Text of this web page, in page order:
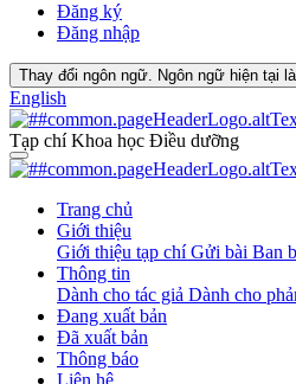
Đăng ký
Đăng nhập
Thay đổi ngôn ngữ. Ngôn ngữ hiện tại
English
Tạp chí Khoa học Điều dưỡng
Trang chủ
Giới thiệu
Giới thiệu tạp chíGửi bài Ban
Thông tin
Dành cho tác giả Dành cho
Đang xuất bản
Đã xuất bản
Thông báo
Liên hệ